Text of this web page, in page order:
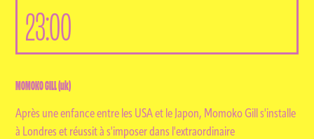
23:00
MOMOKO GILL(uk)
Après une enfance entre les USA et le Japon, Momoko Gill s'installe
à Londres et réussit à s'imposer dans l'extraordinaire